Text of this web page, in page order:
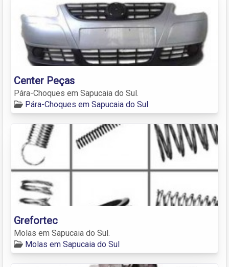
Center Peças
Pára-Choques em Sapucaia do Sul.
Pára-Choques em Sapucaia do Sul
Grefortec
Molas em Sapucaia do Sul.
Molas em Sapucaia do Sul